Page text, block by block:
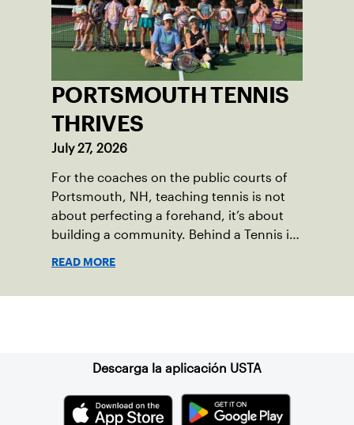
and excellent balcony viewing for
spectators.
PORTSMOUTH TENNIS
THRIVES
July 27, 2026
For the coaches on the public courts of
Portsmouth, NH, teaching tennis is not
about perfecting a forehand, it’s about
building a community. Behind a Tennis in
READ MORE
Descarga la aplicación USTA